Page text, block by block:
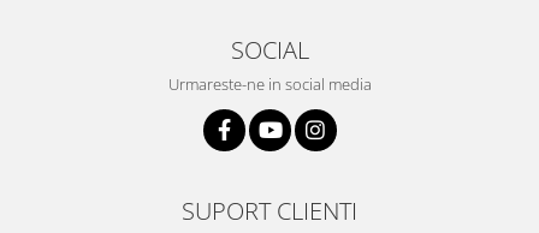
SOCIAL
Urmareste-ne in social media
SUPORT CLIENTI